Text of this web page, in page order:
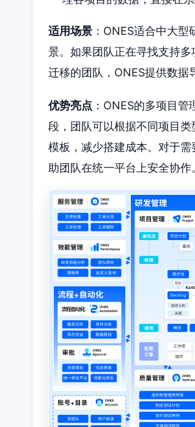
适用场景 ：ONES适合中大
景。如果团队正在寻找支持
迁移的团队，ONES提供数据
优势亮点 ：ONES的多项目
段，团队可以根据不同项目
模板，减少搭建成本。对于
助团队在统一平台上安全协作